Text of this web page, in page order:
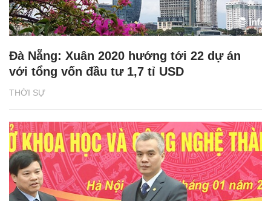
THỜI SỰ
Đà Nẵng: Xuân 2020 hướng tới 22 dự án
với tổng vốn đầu tư 1,7 tỉ USD